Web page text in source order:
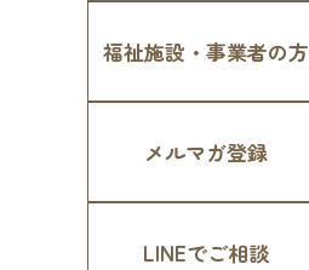
福祉施設・事業者の方
メルマガ登録
LINEでご相談